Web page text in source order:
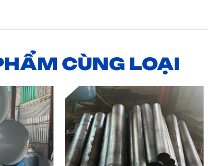
CÙNG LOẠI